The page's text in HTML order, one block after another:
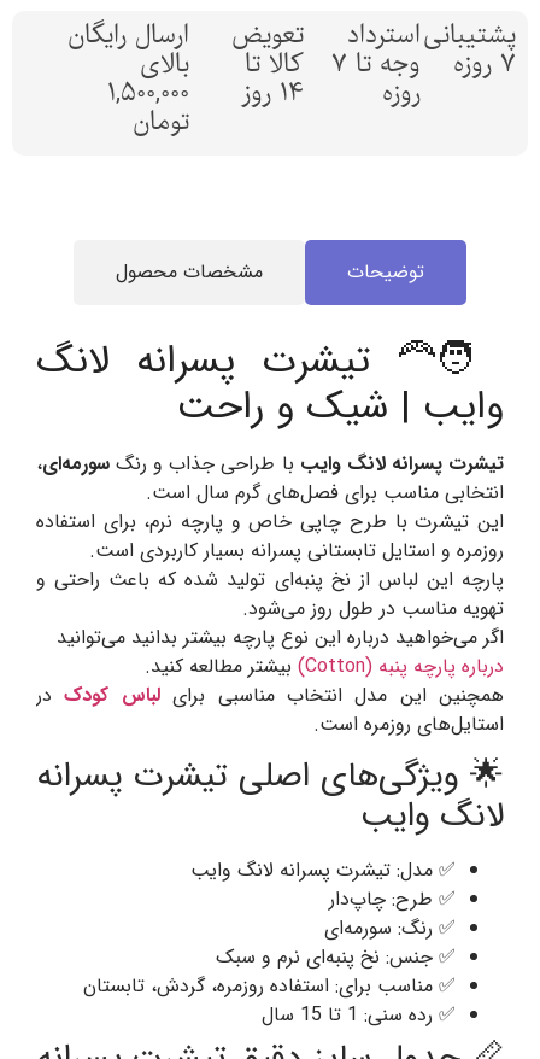
پشتیبانی
7 روزه
استرداد
وجه تا 7
روزه
تعویض
کالا تا
14 روز
ارسال رایگان
بالای
1,500,000
تومان
توضیحات مشخصات محصول
🧑‍🦰 تیشرت پسرانه لانگ
وایب | شیک و راحت
تیشرت پسرانه لانگ وایب با طراحی جذاب و رنگ سورمه‌ای،
انتخابی مناسب برای فصل‌های گرم سال است.
این تیشرت با طرح چاپی خاص و پارچه نرم، برای استفاده
روزمره و استایل تابستانی پسرانه بسیار کاربردی است.
پارچه این لباس از نخ پنبه‌ای تولید شده که باعث راحتی و
تهویه مناسب در طول روز می‌شود.
اگر می‌خواهید درباره این نوع پارچه بیشتر بدانید می‌توانید
درباره پارچه پنبه (Cotton)
بیشتر مطالعه کنید.
همچنین این مدل انتخاب مناسبی برایلباس کودکدر
استایل‌های روزمره است.
🌟 ویژگی‌های اصلی تیشرت پسرانه
لانگ وایب
✅ مدل: تیشرت پسرانه لانگ وایب
✅ طرح: چاپ‌دار
✅ رنگ: سورمه‌ای
✅ جنس: نخ پنبه‌ای نرم و سبک
✅ مناسب برای: استفاده روزمره، گردش، تابستان
✅ رده سنی: 1 تا 15 سال